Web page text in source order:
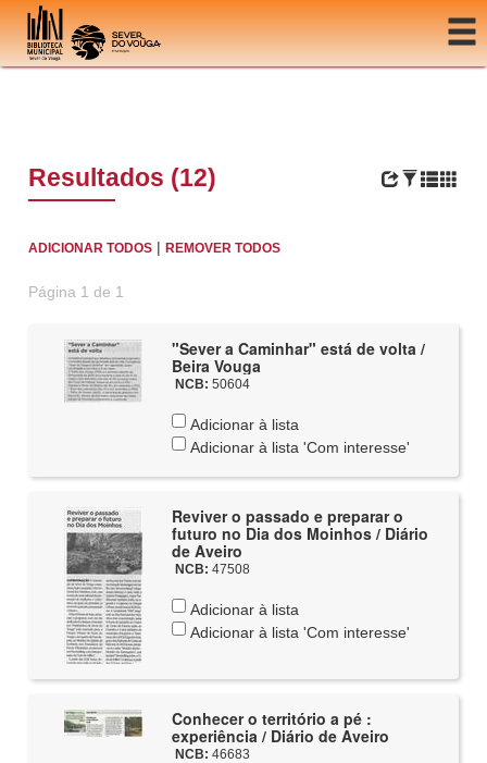
Ir para o conteúdo
Resultados (12)
ADICIONAR TODOS |REMOVER TODOS
Página 1 de 1
"Sever a Caminhar" está de volta /
Beira Vouga
NCB: 50604
Adicionar à lista
Adicionar à lista 'Com interesse'
Reviver o passado e preparar o
futuro no Dia dos Moinhos / Diário
de Aveiro
NCB: 47508
Adicionar à lista
Adicionar à lista 'Com interesse'
Conhecer o território a pé :
experiência / Diário de Aveiro
NCB: 46683